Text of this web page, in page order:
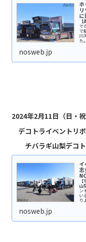
ホ
で
で
川
た
nosweb.jp
2024年2月11日（日・祝
デコトライベントリ
チバラギ山梨デコ
志
山
ン
い
り
nosweb.jp